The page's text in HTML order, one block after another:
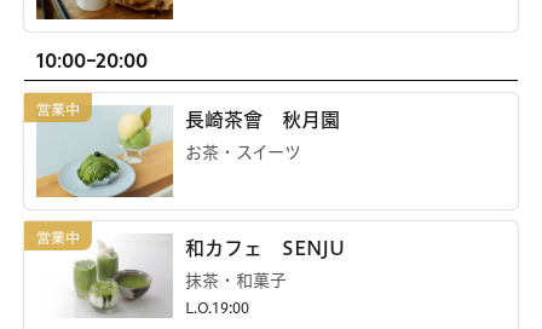
10:00-20:00
長崎茶會 秋月園
お茶・スイーツ
和カフェ SENJU
抹茶・和菓子
L.O.19:00